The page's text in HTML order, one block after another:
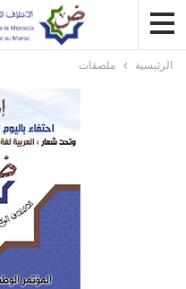
الرئيسية ملصقات